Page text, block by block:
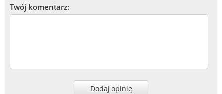
Twój komentarz:
Dodaj opinię